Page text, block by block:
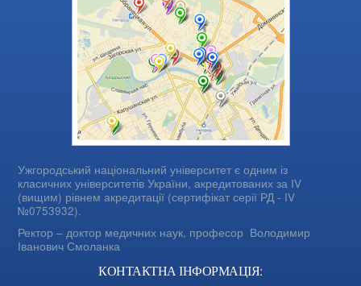
Ужгородський національний університет є одним із
класичних університетів України, акредитованих за IV
(вищим) рівнем акредитації (сертифікат серії РД - IV
№0753932).
Ректор – доктор медичних наук, професор Володимир
Іванович Смоланка
КОНТАКТНА ІНФОРМАЦІЯ: